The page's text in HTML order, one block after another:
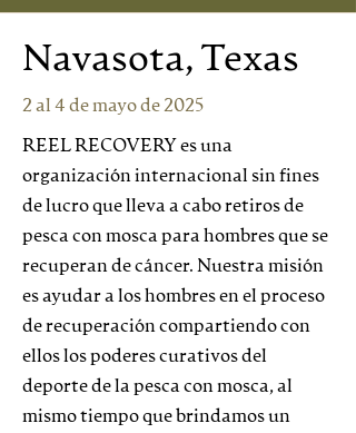
Navasota, Texas
2 al 4 de mayo de 2025
REEL RECOVERY es una
organización internacional sin fines
de lucro que lleva a cabo retiros de
pesca con mosca para hombres que se
recuperan de cáncer. Nuestra misión
es ayudar a los hombres en el proceso
de recuperación compartiendo con
ellos los poderes curativos del
deporte de la pesca con mosca, al
mismo tiempo que brindamos un